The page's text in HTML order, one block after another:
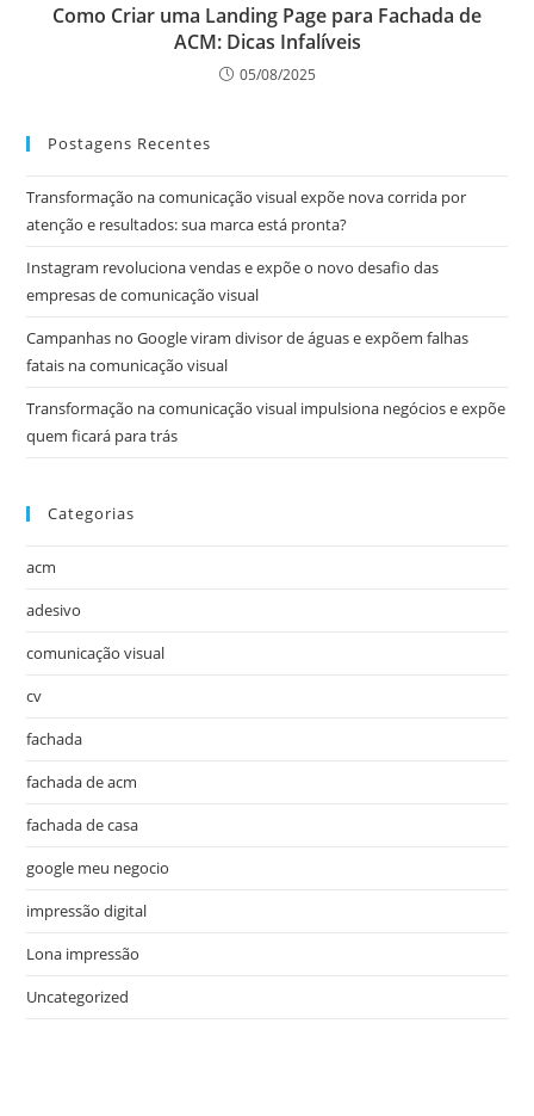
Como Criar uma Landing Page para Fachada de
ACM: Dicas Infalíveis
05/08/2025
Postagens Recentes
Transformação na comunicação visual expõe nova corrida por
atenção e resultados: sua marca está pronta?
Instagram revoluciona vendas e expõe o novo desafio das
empresas de comunicação visual
Campanhas no Google viram divisor de águas e expõem falhas
fatais na comunicação visual
Transformação na comunicação visual impulsiona negócios e expõe
quem ficará para trás
Categorias
acm
adesivo
comunicação visual
cv
fachada
fachada de acm
fachada de casa
google meu negocio
impressão digital
Lona impressão
Uncategorized